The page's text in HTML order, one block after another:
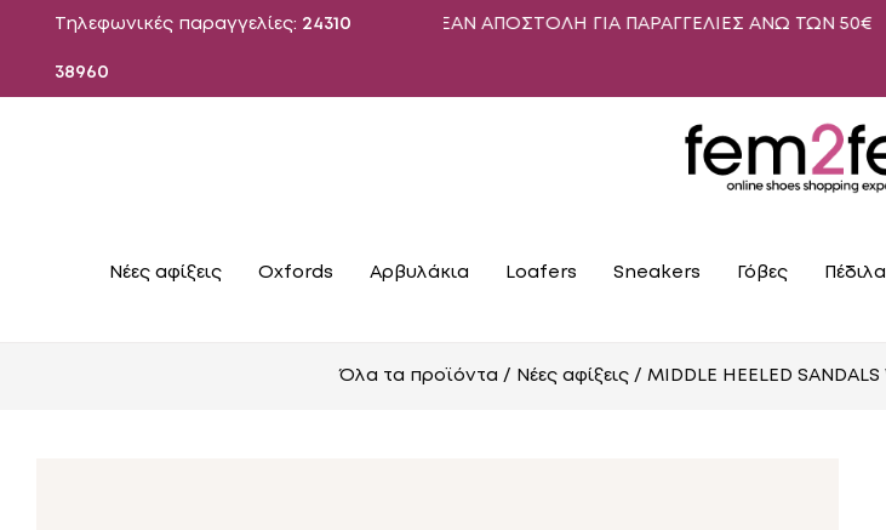
Τηλεφωνικές παραγγελίες: 24310
38960
ΔΩΡΕΑΝ ΑΠΟΣΤΟΛΗ ΓΙΑ ΠΑΡΑΓΓΕΛΙΕΣ ΑΝΩ ΤΩΝ 50€
Νέες αφίξεις Oxfords Αρβυλάκια Loafers Sneakers Γόβες Πέδιλα
Όλα τα προϊόντα / Νέες αφίξεις / MIDDLE HEELED